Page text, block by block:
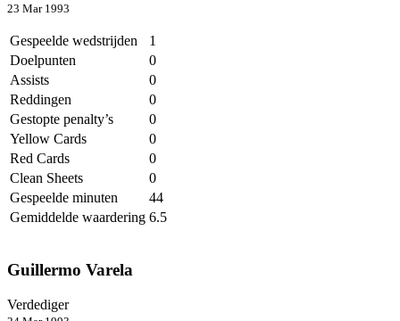
23 Mar 1993
Gespeelde wedstrijden
1
Doelpunten
0
Assists
0
Reddingen
0
Gestopte penalty’s
0
Yellow Cards
0
Red Cards
0
Clean Sheets
0
Gespeelde minuten
44
Gemiddelde waardering 6.5
Guillermo Varela
Verdediger